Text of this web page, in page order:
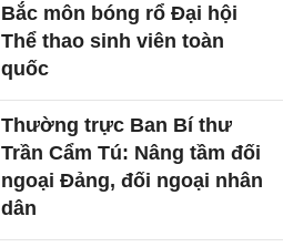
Bắc môn bóng rổ Đại hội
Thể thao sinh viên toàn
quốc
Thường trực Ban Bí thư
Trần Cẩm Tú: Nâng tầm đối
ngoại Đảng, đối ngoại nhân
dân